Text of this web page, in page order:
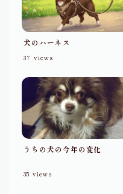
犬のハーネス
37 views
うちの犬の今年の変化
35 views